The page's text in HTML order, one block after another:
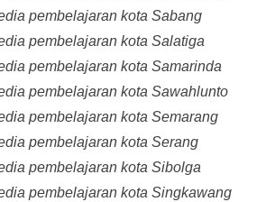
pembelajaran kota Sabang
pembelajaran kota Salatiga
pembelajaran kota Samarinda
pembelajaran kota Sawahlunto
pembelajaran kota Semarang
pembelajaran kota Serang
pembelajaran kota Sibolga
pembelajaran kota Singkawang